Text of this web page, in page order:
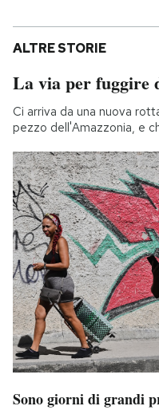
ALTRE STORIE
La via per fuggire
Ci arriva da una nuova
pezzo dell'Amazzonia, e
Sono giorni di grandi